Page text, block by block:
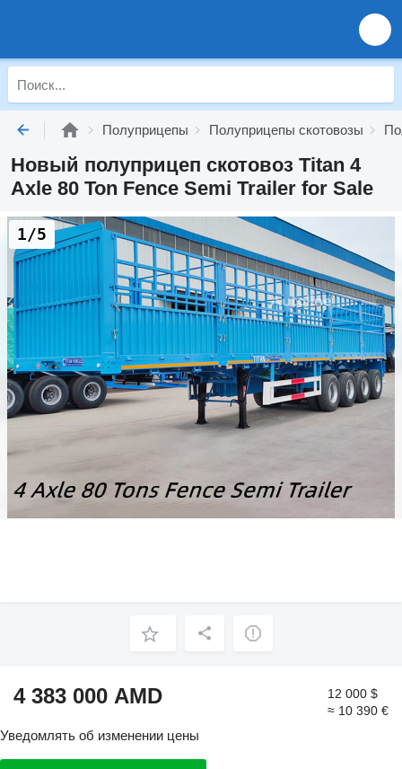
Полуприцепы Полуприцепы скотовозы
Новый полуприцеп скотовоз Titan 4
Axle 80 Ton Fence Semi Trailer for Sale
1/5
4 383 000 AMD
12 000 $
≈ 10 390 €
Уведомлять об изменении цены